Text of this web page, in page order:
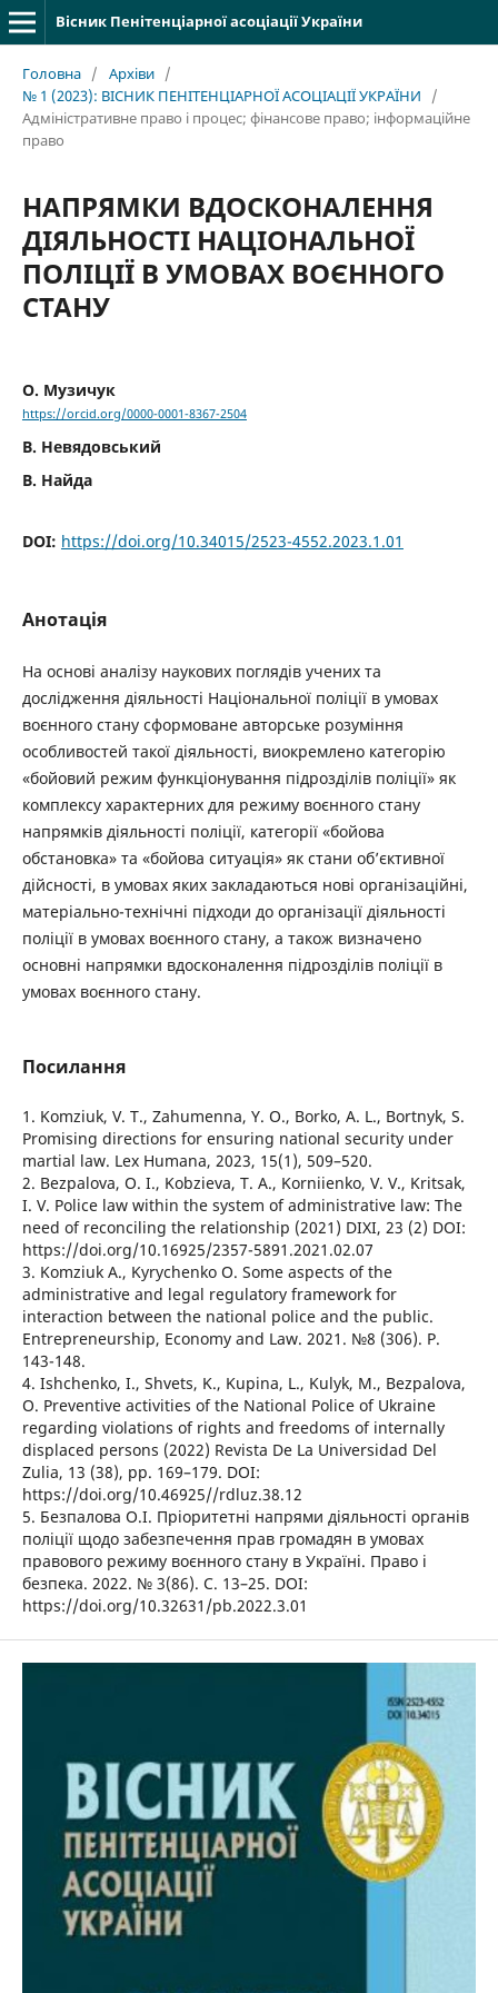
Вісник Пенітенціарної асоціації України
Головна / Архіви /
№ 1 (2023): ВІСНИК ПЕНІТЕНЦІАРНОЇ АСОЦІАЦІЇ УКРАЇНИ
/
Адміністративне право і процес; фінансове право; інформаційне
право
НАПРЯМКИ ВДОСКОНАЛЕННЯ
ДІЯЛЬНОСТІ НАЦІОНАЛЬНОЇ
ПОЛІЦІЇ В УМОВАХ ВОЄННОГО
СТАНУ
О. Музичук
https://orcid.org/0000-0001-8367-2504
В. Невядовський
В. Найда
DOI: https://doi.org/10.34015/2523-4552.2023.1.01
Анотація
На основі аналізу наукових поглядів учених та
дослідження діяльності Національної поліції в умовах
воєнного стану сформоване авторське розуміння
особливостей такої діяльності, виокремлено категорію
«бойовий режим функціонування підрозділів поліції» як
комплексу характерних для режиму воєнного стану
напрямків діяльності поліції, категорії «бойова
обстановка» та «бойова ситуація» як стани об’єктивної
дійсності, в умовах яких закладаються нові організаційні,
матеріально-технічні підходи до організації діяльності
поліції в умовах воєнного стану, а також визначено
основні напрямки вдосконалення підрозділів поліції в
умовах воєнного стану.
Посилання
1. Komziuk, V. T., Zahumenna, Y. O., Borko, A. L., Bortnyk, S.
Promising directions for ensuring national security under
martial law. Lex Humana, 2023, 15(1), 509–520.
2. Bezpalova, O. I., Kobzieva, T. A., Korniienko, V. V., Kritsak,
I. V. Police law within the system of administrative law: The
need of reconciling the relationship (2021) DIXI, 23 (2) DOI:
https://doi.org/10.16925/2357-5891.2021.02.07
3. Komziuk A., Kyrychenko O. Some aspects of the
administrative and legal regulatory framework for
interaction between the national police and the public.
Entrepreneurship, Economy and Law. 2021. №8 (306). P.
143-148.
4. Ishchenko, I., Shvets, K., Kupina, L., Kulyk, M., Bezpalova,
O. Preventive activities of the National Police of Ukraine
regarding violations of rights and freedoms of internally
displaced persons (2022) Revista De La Universidad Del
Zulia, 13 (38), рр. 169–179. DOI:
https://doi.org/10.46925//rdluz.38.12
5. Безпалова О.І. Пріоритетні напрями діяльності органів
поліції щодо забезпечення прав громадян в умовах
правового режиму воєнного стану в Україні. Право і
безпека. 2022. № 3(86). С. 13–25. DOI:
https://doi.org/10.32631/pb.2022.3.01